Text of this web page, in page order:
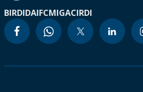
BIRDIDAIFCMIGACIRDI